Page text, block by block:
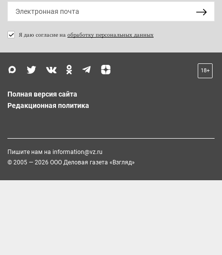
Я даю согласие на обработку персональных данных
18+
Полная версия сайта
Редакционная политика
Пишите нам на information@vz.ru
© 2005 — 2026 ООО Деловая газета «Взгляд»